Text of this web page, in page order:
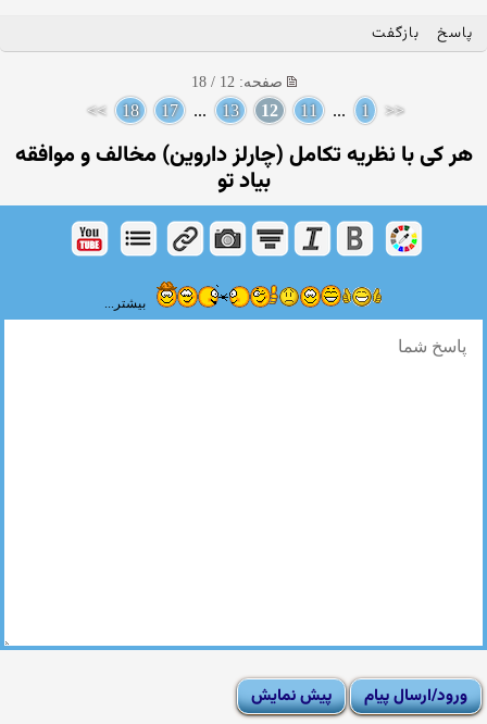
پاسخ بازگفت
صفحه: 12 / 18
<<
1
...
11
12
13
...
17
18
>>
هر كی با نظریه تكامل (چارلز داروین) مخالف و موافقه
بیاد تو
بیشتر...